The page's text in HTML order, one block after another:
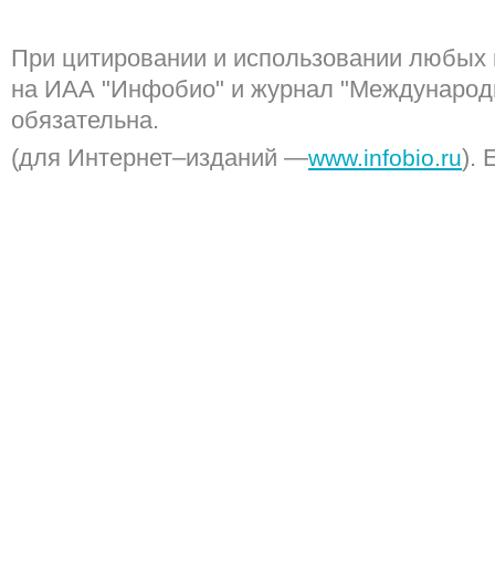
При цитировании и использовании любых
на ИАА "Инфобио" и журнал
обязательна.
(для Интернет–изданий —www.infobio.ru).